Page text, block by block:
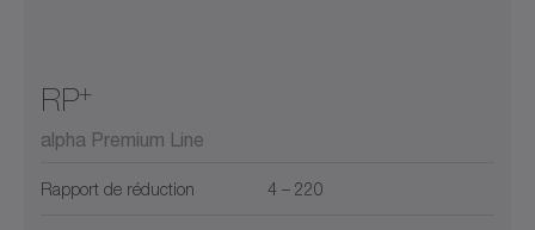
RP+
alpha Premium Line
Rapport de réduction 4 – 220